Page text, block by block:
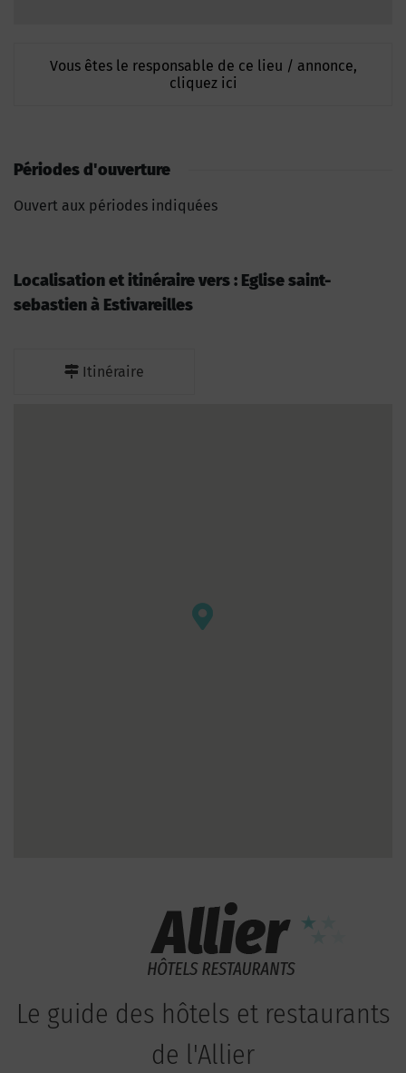
Vous êtes le responsable de ce lieu / annonce,
cliquez ici
Périodes d'ouverture
Ouvert aux périodes indiquées
Localisation et itinéraire vers : Eglise saint-
sebastien à Estivareilles
Itinéraire
Le guide des hôtels et restaurants
de l'Allier